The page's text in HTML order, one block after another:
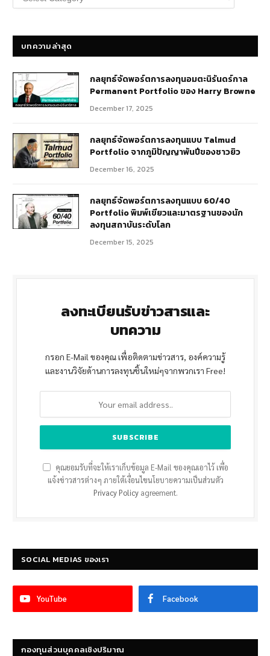
หมู่
บทความล่าสุด
กลยุทธ์​จัดพอร์ตการลงทุนอมตะนิรันดร์กาล
Permanent Portfolio ของ Harry Browne
December 17, 2025
กลยุทธ์จัดพอร์ตการลงทุนแบบ Talmud
Portfolio จากภูมิปัญญาพันปีของชาวยิว
December 16, 2025
กลยุทธ์จัดพอร์ตการลงทุนแบบ 60/40
Portfolio พิมพ์เขียวและมาตรฐานของนัก
ลงทุนสถาบันระดับโลก
December 15, 2025
ลงทะเบียนรับข่าวสารและ
บทความ
กรอก E-Mail ของคุณ เพื่อติดตามข่าวสาร, องค์ความรู้
และงานวิจัยด้านการลงทุนชิ้นใหม่ๆจากพวกเรา Free!
คุณยอมรับที่จะให้เราเก็บข้อมูล E-Mail ของคุณเอาไว้ เพื่อ
แจ้งข่าวสารต่างๆ ภายใต้เงื่อนไขนโยบายความเป็นส่วนตัว
Privacy Policyagreement.
SOCIAL MEDIAS ของเรา
YouTube Facebook
กองทุนส่วนบุคคลเชิงปริมาณ